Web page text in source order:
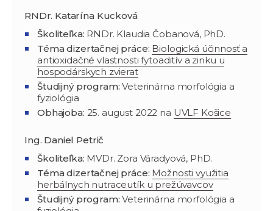
RNDr. Katarína Kucková
Školiteľka: RNDr. Klaudia Čobanová, PhD.
Téma dizertačnej práce: Biologická účinnosť a
antioxidačné vlastnosti fytoaditív a zinku u
hospodárskych zvierat
Študijný program: Veterinárna morfológia a
fyziológia
Obhajoba: 25. august 2022 na UVLF Košice
Ing. Daniel Petrič
Školiteľka: MVDr. Zora Váradyová, PhD.
Téma dizertačnej práce: Možnosti využitia
herbálnych nutraceutík u prežúvavcov
Študijný program: Veterinárna morfológia a